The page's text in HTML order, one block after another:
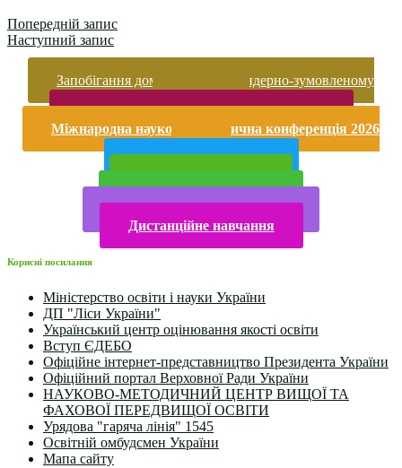
Попередній запис
Наступний запис
Запобігання домашньому та гендерно-зумовленому
Міжнародна науково-практична конференція 2026
Дистанційне навчання
Корисні посилання
Міністерство освіти і науки України
ДП "Ліси України"
Український центр оцінювання якості освіти
Вступ ЄДЕБО
Офіційне інтернет-представництво Президента України
Офіційний портал Верховної Ради України
НАУКОВО-МЕТОДИЧНИЙ ЦЕНТР ВИЩОЇ ТА
ФАХОВОЇ ПЕРЕДВИЩОЇ ОСВІТИ
Урядова "гаряча лінія" 1545
Освітній омбудсмен України
Мапа сайту